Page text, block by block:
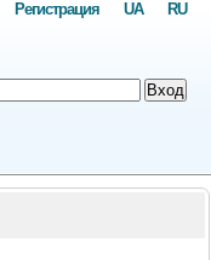
RU
UA
Регистрация
Вход